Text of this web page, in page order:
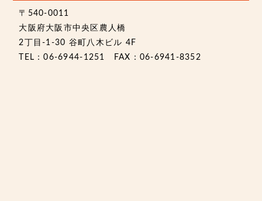
〒540-0011
大阪府大阪市中央区農人橋
2丁目-1-30 谷町八木ビル 4F
TEL：06-6944-1251 FAX：06-6941-8352